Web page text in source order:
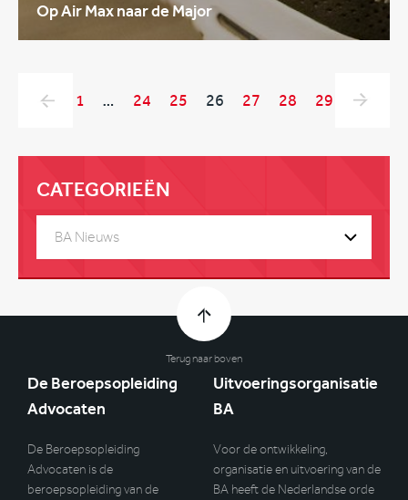
Op Air Max naar de Major
1 … 24 25 26 27 28 29
CATEGORIEËN
BA Nieuws
Terug naar boven
De Beroepsopleiding
Advocaten
De Beroepsopleiding
Advocaten is de
beroepsopleiding van de
Uitvoeringsorganisatie
BA
Voor de ontwikkeling,
organisatie en uitvoering van de
BA heeft de Nederlandse orde